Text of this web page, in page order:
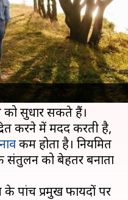
विधि भी कहा जाता
है, जिससे आप अपने
को सुधार सकते हैं।
करने में मदद करती है,
कम होता है। नियमित
को बेहतर बनाता
पांच प्रमुख फायदों पर